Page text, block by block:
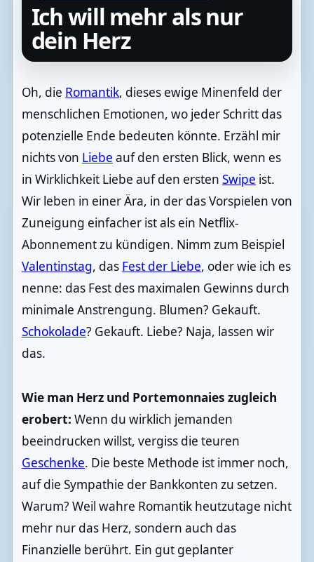
Ich will mehr als nur
dein Herz
Oh, die Romantik, dieses ewige Minenfeld der
menschlichen Emotionen, wo jeder Schritt das
potenzielle Ende bedeuten könnte. Erzähl mir
nichts von Liebe auf den ersten Blick, wenn es
in Wirklichkeit Liebe auf den ersten Swipe ist.
Wir leben in einer Ära, in der das Vorspielen von
Zuneigung einfacher ist als ein Netflix-
Abonnement zu kündigen. Nimm zum Beispiel
Valentinstag, das Fest der Liebe, oder wie ich es
nenne: das Fest des maximalen Gewinns durch
minimale Anstrengung. Blumen? Gekauft.
Schokolade? Gekauft. Liebe? Naja, lassen wir
das.
Wie man Herz und Portemonnaies zugleich
erobert: Wenn du wirklich jemanden
beeindrucken willst, vergiss die teuren
Geschenke. Die beste Methode ist immer noch,
auf die Sympathie der Bankkonten zu setzen.
Warum? Weil wahre Romantik heutzutage nicht
mehr nur das Herz, sondern auch das
Finanzielle berührt. Ein gut geplanter